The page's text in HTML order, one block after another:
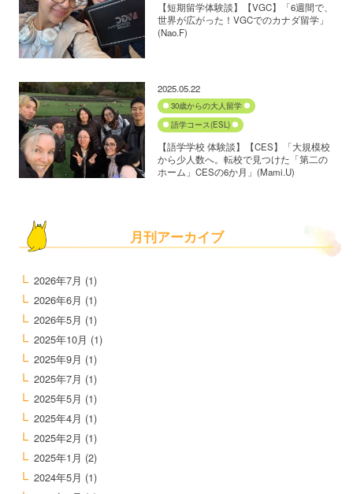
【短期留学体験談】【VGC】「6週間で、
世界が広がった！VGCでのカナダ留学」
(Nao.F)
2025.05.22
30歳からの大人留学
語学コース(ESL)
【語学学校 体験談】【CES】「大規模校
から少人数へ。転校で見つけた「第二の
ホーム」CESの6か月」(Mami.U)
月刊アーカイブ
2026年7月 (1)
2026年6月 (1)
2026年5月 (1)
2025年10月 (1)
2025年9月 (1)
2025年7月 (1)
2025年5月 (1)
2025年4月 (1)
2025年2月 (1)
2025年1月 (2)
2024年5月 (1)